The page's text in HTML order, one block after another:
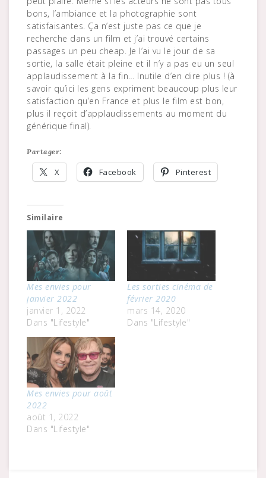
bons, l’ambiance et la photographie sont
satisfaisantes. Ça n’est juste pas ce que je
recherche dans un film et j’ai trouvé certains
passages un peu cheap. Je l’ai vu le jour de sa
sortie, la salle était pleine et il n’y a pas eu un seul
applaudissement à la fin… Inutile d’en dire plus ! (à
savoir qu’ici les gens expriment beaucoup plus leur
satisfaction qu’en France et plus le film est bon,
plus il reçoit d’applaudissements au moment du
générique final).
Partager:
X Facebook Pinterest
Similaire
Mes envies pour
janvier 2022
janvier 1, 2022
Dans "Lifestyle"
Les sorties cinéma de
février 2020
mars 14, 2020
Dans "Lifestyle"
Mes envies pour août
2022
août 1, 2022
Dans "Lifestyle"